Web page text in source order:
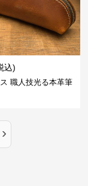
込)
職人技光る本革筆
›